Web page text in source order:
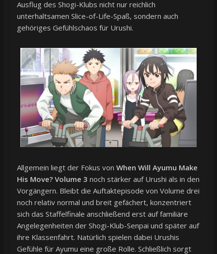
Ausflug des Shogi-Klubs nicht nur reichlich
unterhaltsamen Slice-of-Life-Spaß, sondern auch
gehöriges Gefühlschaos für Urushi.
Allgemein liegt der Fokus von When Will Ayumu Make
His Move? Volume 3 noch stärker auf Urushi als in den
Vorgängern. Bleibt die Auftaktepisode von Volume drei
noch relativ normal und breit gefächert, konzentriert
sich das Staffelfinale anschließend erst auf familiäre
Angelegenheiten der Shogi-Klub-Senpai und später auf
ihre Klassenfahrt. Natürlich spielen dabei Urushis
Gefühle für Ayumu eine große Rolle. Schließlich sorgt